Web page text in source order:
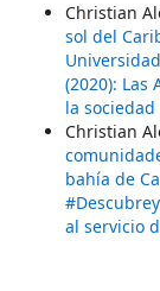
Christian
sol del
(2020):
la sociedad
Christian
bahía de
al servicio